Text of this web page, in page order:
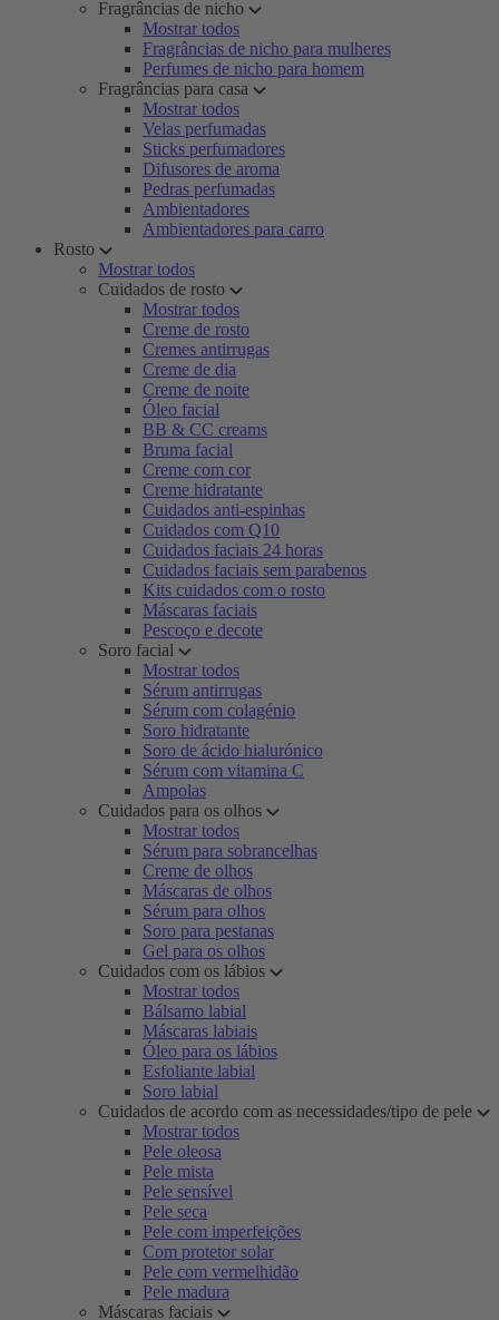
Fragrâncias de nicho
Mostrar todos
Fragrâncias de nicho para mulheres
Perfumes de nicho para homem
Fragrâncias para casa
Mostrar todos
Velas perfumadas
Sticks perfumadores
Difusores de aroma
Pedras perfumadas
Ambientadores
Ambientadores para carro
Rosto
Mostrar todos
Cuidados de rosto
Mostrar todos
Creme de rosto
Cremes antirrugas
Creme de dia
Creme de noite
Óleo facial
BB & CC creams
Bruma facial
Creme com cor
Creme hidratante
Cuidados anti-espinhas
Cuidados com Q10
Cuidados faciais 24 horas
Cuidados faciais sem parabenos
Kits cuidados com o rosto
Máscaras faciais
Pescoço e decote
Soro facial
Mostrar todos
Sérum antirrugas
Sérum com colagénio
Soro hidratante
Soro de ácido hialurónico
Sérum com vitamina C
Ampolas
Cuidados para os olhos
Mostrar todos
Sérum para sobrancelhas
Creme de olhos
Máscaras de olhos
Sérum para olhos
Soro para pestanas
Gel para os olhos
Cuidados com os lábios
Mostrar todos
Bálsamo labial
Máscaras labiais
Óleo para os lábios
Esfoliante labial
Soro labial
Cuidados de acordo com as necessidades/tipo de pele
Mostrar todos
Pele oleosa
Pele mista
Pele sensível
Pele seca
Pele com imperfeições
Com protetor solar
Pele com vermelhidão
Pele madura
Máscaras faciais